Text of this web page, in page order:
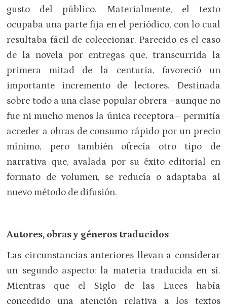
gusto del público. Materialmente, el texto
ocupaba una parte fija en el periódico, con lo cual
resultaba fácil de coleccionar. Parecido es el caso
de la novela por entregas que, transcurrida la
primera mitad de la centuria, favoreció un
importante incremento de lectores. Destinada
sobre todo a una clase popular obrera –aunque no
fue ni mucho menos la única receptora– permitía
acceder a obras de consumo rápido por un precio
mínimo, pero también ofrecía otro tipo de
narrativa que, avalada por su éxito editorial en
formato de volumen, se reducía o adaptaba al
nuevo método de difusión.
Autores, obras y géneros traducidos
Las circunstancias anteriores llevan a considerar
un segundo aspecto: la materia traducida en sí.
Mientras que el Siglo de las Luces había
concedido una atención relativa a los textos